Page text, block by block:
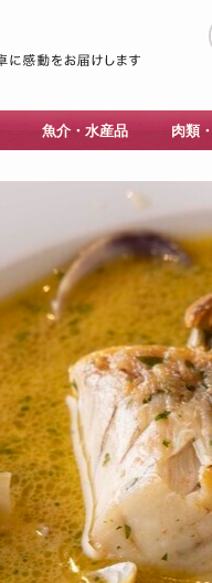
魚介・水産品 肉類